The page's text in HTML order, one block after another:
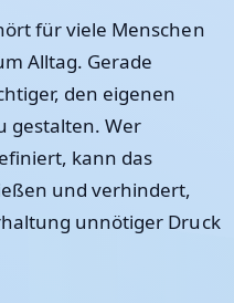
für viele Menschen
Alltag. Gerade
den eigenen
gestalten. Wer
kann das
und verhindert,
unnötiger Druck